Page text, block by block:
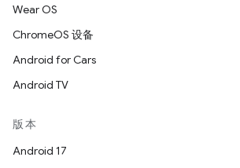
Wear OS
ChromeOS 设备
Android for Cars
Android TV
版本
Android 17